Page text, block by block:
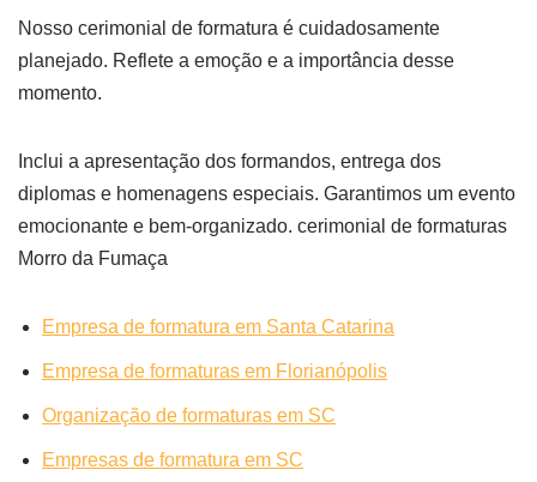
Nosso cerimonial de formatura é cuidadosamente
planejado. Reflete a emoção e a importância desse
momento.
Inclui a apresentação dos formandos, entrega dos
diplomas e homenagens especiais. Garantimos um evento
emocionante e bem-organizado. cerimonial de formaturas
Morro da Fumaça
Empresa de formatura em Santa Catarina
Empresa de formaturas em Florianópolis
Organização de formaturas em SC
Empresas de formatura em SC